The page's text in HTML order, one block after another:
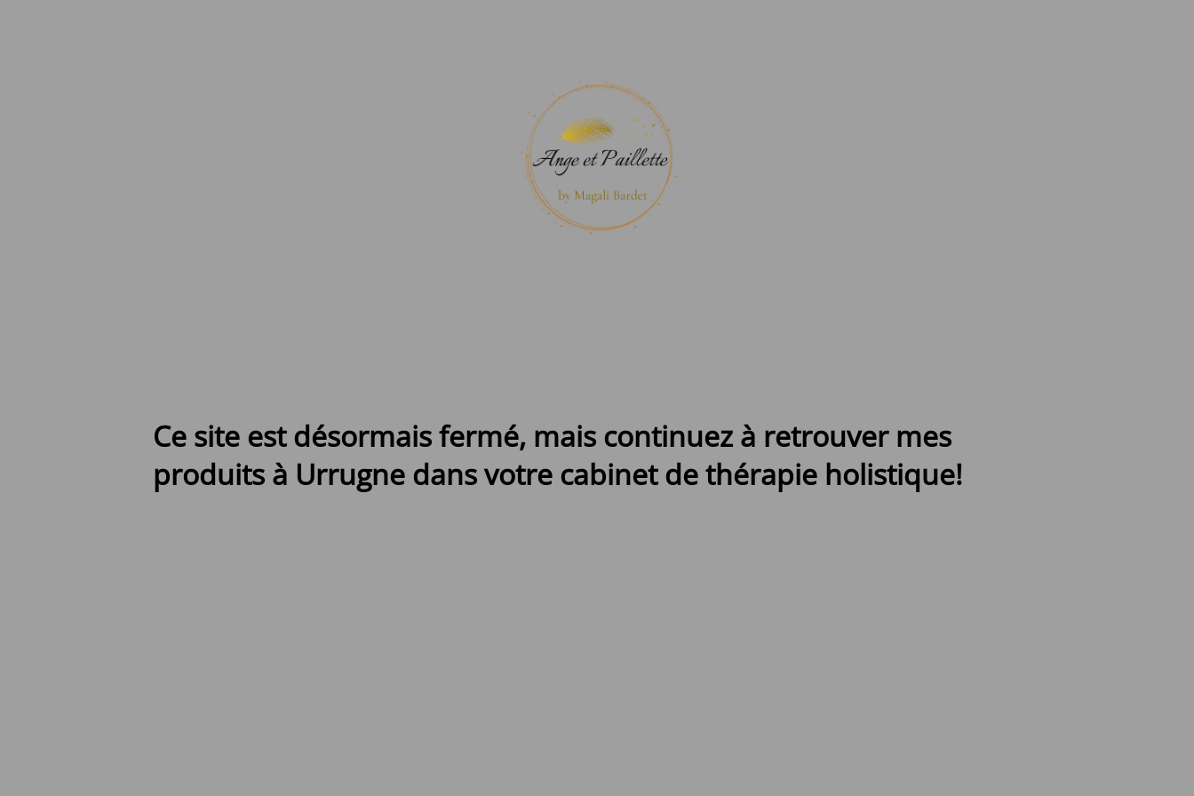
Ce site est désormais fermé, mais continuez à retrouver mes
produits à Urrugne dans votre cabinet de thérapie holistique!